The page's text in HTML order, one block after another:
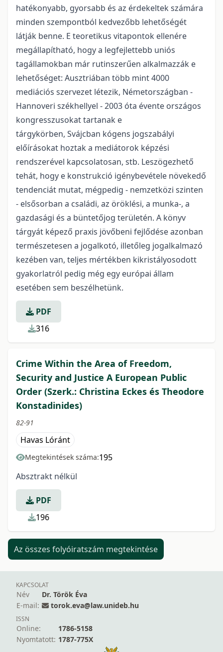
hatékonyabb, gyorsabb és az érdekeltek számára
minden szempontból kedvezőbb lehetőségét
látják benne. E teoretikus vitapontok ellenére
megállapítható, hogy a legfejlettebb uniós
tagállamokban már rutinszerűen alkalmazzák e
lehetőséget: Ausztriában több mint 4000
mediációs szervezet létezik, Németországban -
Hannoveri székhellyel - 2003 óta évente országos
kongresszusokat tartanak e
tárgykörben, Svájcban kógens jogszabályi
előírásokat hoztak a mediátorok képzési
rendszerével kapcsolatosan, stb. Leszögezhető
tehát, hogy e konstrukció igénybevétele növekedő
tendenciát mutat, mégpedig - nemzetközi szinten
- elsősorban a családi, az öröklési, a munka-, a
gazdasági és a büntetőjog területén. A könyv
tárgyát képező praxis jövőbeni fejlődése azonban
természetesen a jogalkotó, illetőleg jogalkalmazó
kezében van, teljes mértékben kikristályosodott
gyakorlatról pedig még egy európai állam
esetében sem beszélhetünk.
PDF
316
Crime Within the Area of Freedom,
Security and Justice A European Public
Order (Szerk.: Christina Eckes és Theodore
Konstadinides)
82-91
Havas Lóránt
Megtekintések száma:195
Absztrakt nélkül
PDF
196
Az összes folyóiratszám megtekintése
KAPCSOLAT
Név
Dr. Török Éva
E-mail:
torok.eva@law.unideb.hu
ISSN
Online:
1786-5158
Nyomtatott: 1787-775X